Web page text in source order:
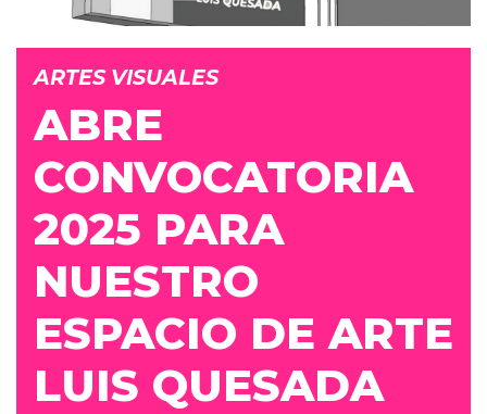
ARTES VISUALES
ABRE
CONVOCATORIA
2025 PARA
NUESTRO
ESPACIO DE ARTE
LUIS QUESADA